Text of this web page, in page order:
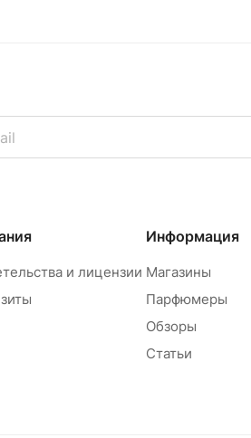
и лицензии
Информация
Магазины
Парфюмеры
Обзоры
Статьи